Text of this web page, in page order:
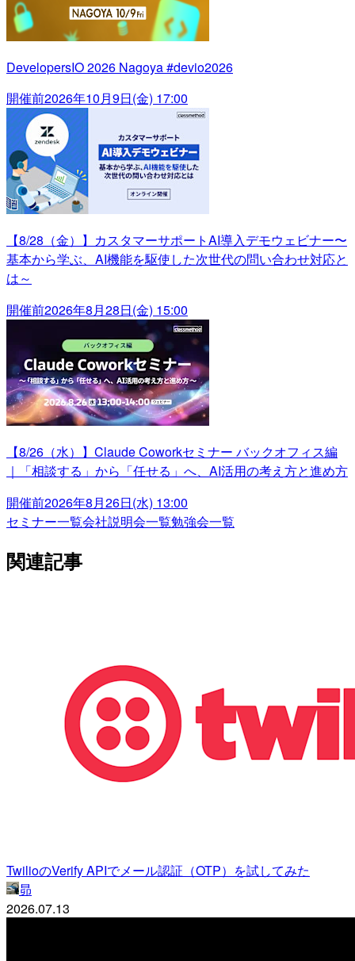
DevelopersIO 2026 Nagoya #devio2026
開催前2026年10月9日(金) 17:00
【8/28（金）】カスタマーサポートAI導入デモウェビナー〜
基本から学ぶ、AI機能を駆使した次世代の問い合わせ対応と
は～
開催前2026年8月28日(金) 15:00
【8/26（水）】Claude Coworkセミナー バックオフィス編
｜「相談する」から「任せる」へ、AI活用の考え方と進め方
開催前2026年8月26日(水) 13:00
セミナー一覧会社説明会一覧勉強会一覧
関連記事
TwilioのVerify APIでメール認証（OTP）を試してみた
昴
2026.07.13